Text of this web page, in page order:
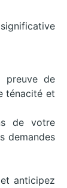
preuve de
ténacité et
de votre
demandes
anticipez